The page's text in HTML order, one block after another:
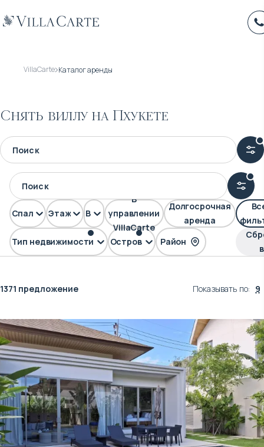
VillaCarte Каталог аренды
Снять виллу на Пхукете
Тип недвижимости Остров Район
Спален Этажей Вид
В
управлении
VillaCarte
Долгосрочная
аренда
Вилла Пхукет
1371 предложение Показывать по: 9